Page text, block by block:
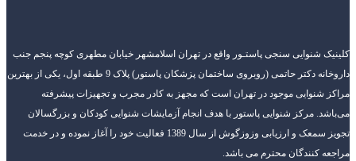
کلینیک شنوایی سنجی پاستـور واقع در تهران اسلامشهر خیابان مطهری کوچه پنجم جنب
داروخانه دکتر حاتمی (روبروی ساختمان پزشکان پاستور) پلاک 9 طبقه اول، یکی از بهترین
مراکز شنوایی موجود در تهران است که مجهز به کادر مجرب و تجهیزات پیشرفته
می‌باشد. مرکز شنوایی پاستور با هدف انجام آزمایشات شنوایی کودکان و بزرگسالان
تجویز سمعک و ارزیابی وزوزگوش از سال 1389 فعالیت خود را آغاز نموده و در خدمت
مراجعه کنندگان محترم می باشد.